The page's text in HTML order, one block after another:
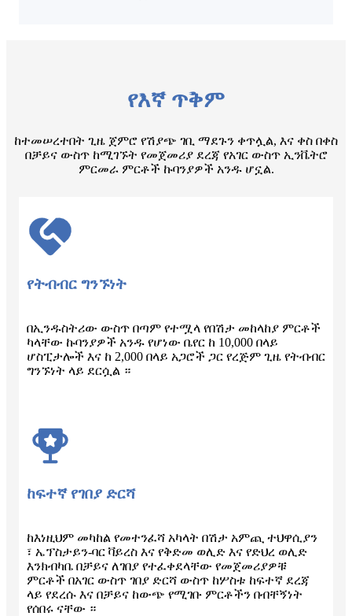
የእኛ ጥቅም
ከተመሠረተበት ጊዜ ጀምሮ የሽያጭ ገቢ ማደጉን ቀጥሏል, እና ቀስ በቀስ
በቻይና ውስጥ ከሚገኙት የመጀመሪያ ደረጃ የአገር ውስጥ ኢንቬትሮ
ምርመራ ምርቶች ኩባንያዎች አንዱ ሆኗል.
የትብብር ግንኙነት
በኢንዱስትሪው ውስጥ በጣም የተሟላ የበሽታ መከላከያ ምርቶች
ካላቸው ኩባንያዎች አንዱ የሆነው ቤየር ከ 10,000 በላይ
ሆስፒታሎች እና ከ 2,000 በላይ አጋሮች ጋር የረጅም ጊዜ የትብብር
ግንኙነት ላይ ደርሷል ።
ከፍተኛ የገበያ ድርሻ
ከእነዚህም መካከል የመተንፈሻ አካላት በሽታ አምጪ ተህዋሲያን
፣ ኤፕስታይን-ባር ቫይረስ እና የቅድመ ወሊድ እና የድህረ ወሊድ
እንክብካቤ በቻይና ለገበያ የተፈቀደላቸው የመጀመሪያዎቹ
ምርቶች በአገር ውስጥ ገበያ ድርሻ ውስጥ ከሦስቱ ከፍተኛ ደረጃ
ላይ የደረሱ እና በቻይና ከውጭ የሚገቡ ምርቶችን በብቸኝነት
የሰበሩ ናቸው ።